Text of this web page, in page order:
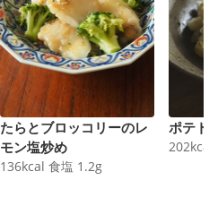
たらとブロッコリーのレ
モン塩炒め
136kcal 食塩 1.2g
ポテト
202kcal